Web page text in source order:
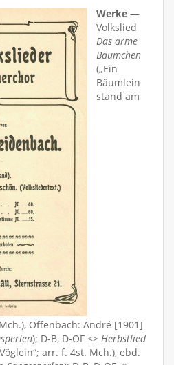
Werke —
Volkslied
Das arme
Bäumchen
(„Ein
Bäumlein
stand am
Offenbach: André [1901]
); D-B, D-OF <> Herbstlied
arr. f. 4st. Mch.), ebd.